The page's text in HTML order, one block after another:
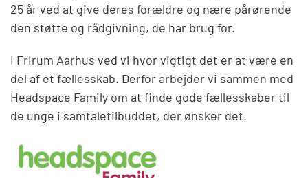
25 år ved at give deres forældre og nære pårørende
den støtte og rådgivning, de har brug for.
I Frirum Aarhus ved vi hvor vigtigt det er at være en
del af et fællesskab. Derfor arbejder vi sammen med
Headspace Family om at finde gode fællesskaber til
de unge i samtaletilbuddet, der ønsker det.